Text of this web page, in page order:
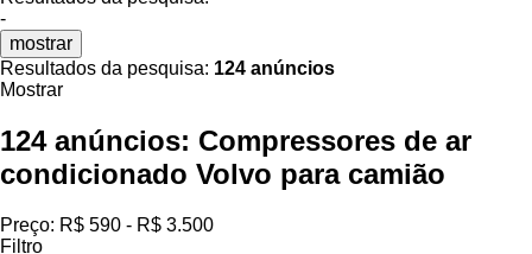
-
mostrar
Resultados da pesquisa: 124 anúncios
Mostrar
124 anúncios: Compressores de ar
condicionado Volvo para camião
Preço: R$ 590 - R$ 3.500
Filtro